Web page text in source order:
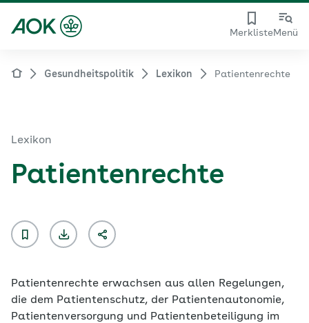
MerklisteMenü
Gesundheitspolitik Lexikon Patientenrechte
Lexikon
Patientenrechte
Patientenrechte erwachsen aus allen Regelungen,
die dem Patientenschutz, der Patientenautonomie,
Patientenversorgung und Patientenbeteiligung im